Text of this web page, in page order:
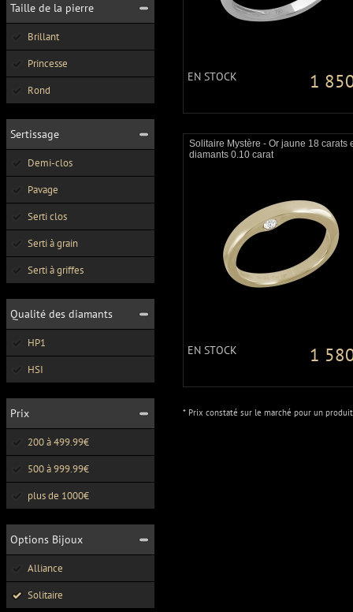
Taille de la pierre
Brillant
Princesse
Rond
Sertissage
Demi-clos
Pavage
Serti clos
Serti à grain
Serti à griffes
Qualité des diamants
HP1
HSI
Prix
200 à 499.99€
500 à 999.99€
plus de 1000€
Options Bijoux
Alliance
Solitaire
EN STOCK 1
Solitaire Mystère - Or jaune 18 carats
diamants 0.10 carat
EN STOCK 1
* Prix constaté sur le marché pour un